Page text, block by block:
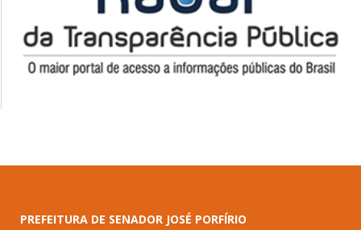
PREFEITURA DE SENADOR JOSÉ PORFÍRIO